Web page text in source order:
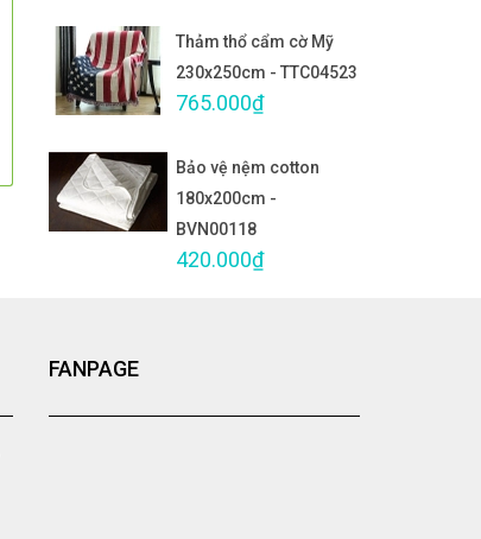
Thảm thổ cẩm cờ Mỹ
230x250cm - TTC04523
765.000₫
Bảo vệ nệm cotton
180x200cm -
BVN00118
420.000₫
FANPAGE